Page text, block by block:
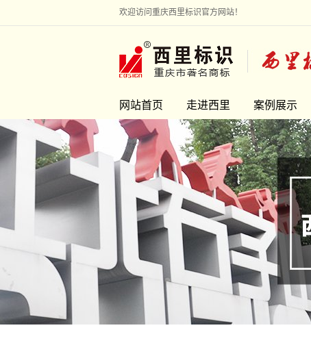
欢迎访问重庆西里标识官方网站！
网站首页 走进西里
走进西里
联系我们
案例展示
地产标识
旅游景区
市政环境
校企文化
医疗银行
雕塑艺术
工业园区
酒店商业